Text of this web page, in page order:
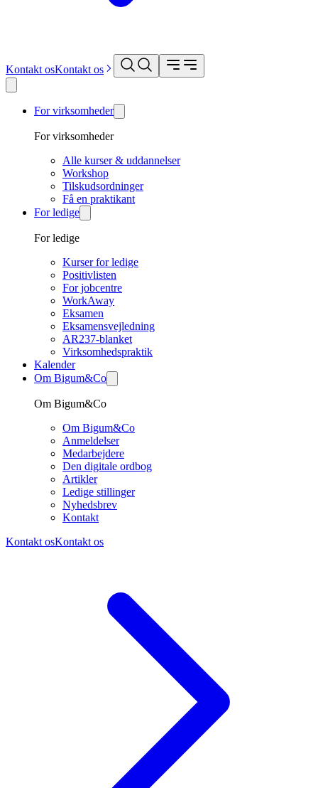
Kontakt osKontakt os
For virksomheder
For virksomheder
Alle kurser & uddannelser
Workshop
Tilskudsordninger
Få en praktikant
For ledige
For ledige
Kurser for ledige
Positivlisten
For jobcentre
WorkAway
Eksamen
Eksamensvejledning
AR237-blanket
Virksomhedspraktik
Kalender
Om Bigum&Co
Om Bigum&Co
Om Bigum&Co
Anmeldelser
Medarbejdere
Den digitale ordbog
Artikler
Ledige stillinger
Nyhedsbrev
Kontakt
Kontakt osKontakt os